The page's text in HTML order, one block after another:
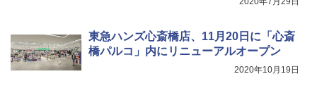
東急ハンズ心斎橋店、11月20日に「心斎
橋パルコ」内にリニューアルオープン
2020年10月19日